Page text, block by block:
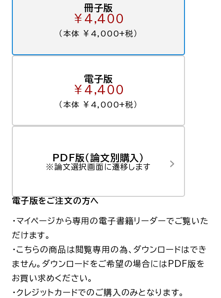
冊子版
￥4,400
（本体 ￥4,000+税）
電子版
￥4,400
（本体 ￥4,000+税）
PDF版（論文別購入）
※論文選択画面に遷移します
電子版をご注文の方へ
・マイページから専用の電子書籍リーダーでご覧いた
だけます。
・こちらの商品は閲覧専用の為、ダウンロードはでき
ません。 ダウンロードをご希望の場合にはPDF版を
お買い求めください。
・クレジットカードでのご購入のみとなります。